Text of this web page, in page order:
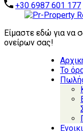
+30 6987 601 177
Είμαστε εδώ για να
ονείρων σας!
Το